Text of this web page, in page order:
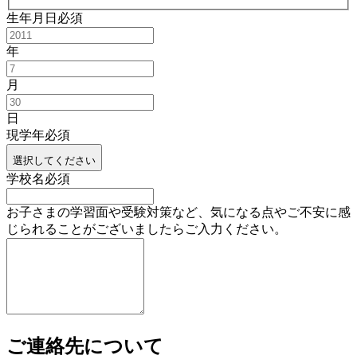
生年月日 必須
年
月
日
現学年必須
選択してください
学校名必須
お子さまの学習面や受験対策など、気になる点やご不安に感
じられることがございましたらご入力ください。
ご連絡先について